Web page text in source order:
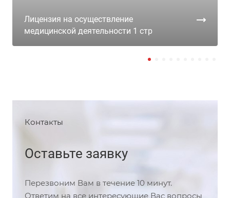
Лицензия на осуществление
медицинской деятельности 1 стр
Контакты
Оставьте заявку
Перезвоним Вам в течение 10 минут.
Ответим на все интересующие Вас вопросы